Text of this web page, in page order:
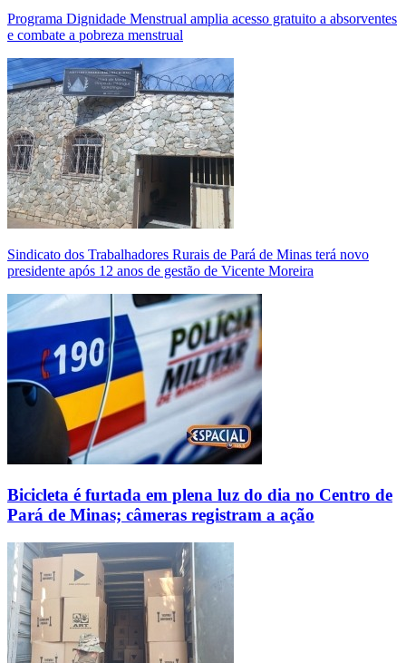
Programa Dignidade Menstrual amplia acesso gratuito a absorventes
e combate a pobreza menstrual
Sindicato dos Trabalhadores Rurais de Pará de Minas terá novo
presidente após 12 anos de gestão de Vicente Moreira
Bicicleta é furtada em plena luz do dia no Centro de
Pará de Minas; câmeras registram a ação